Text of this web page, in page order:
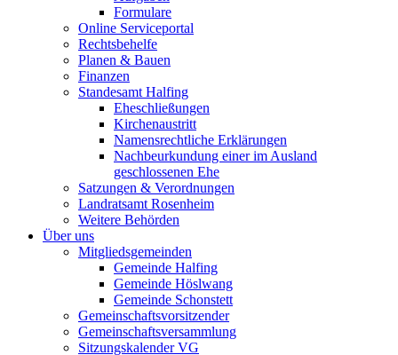
Formulare
Online Serviceportal
Rechtsbehelfe
Planen & Bauen
Finanzen
Standesamt Halfing
Eheschließungen
Kirchenaustritt
Namensrechtliche Erklärungen
Nachbeurkundung einer im Ausland
geschlossenen Ehe
Satzungen & Verordnungen
Landratsamt Rosenheim
Weitere Behörden
Über uns
Mitgliedsgemeinden
Gemeinde Halfing
Gemeinde Höslwang
Gemeinde Schonstett
Gemeinschaftsvorsitzender
Gemeinschaftsversammlung
Sitzungskalender VG